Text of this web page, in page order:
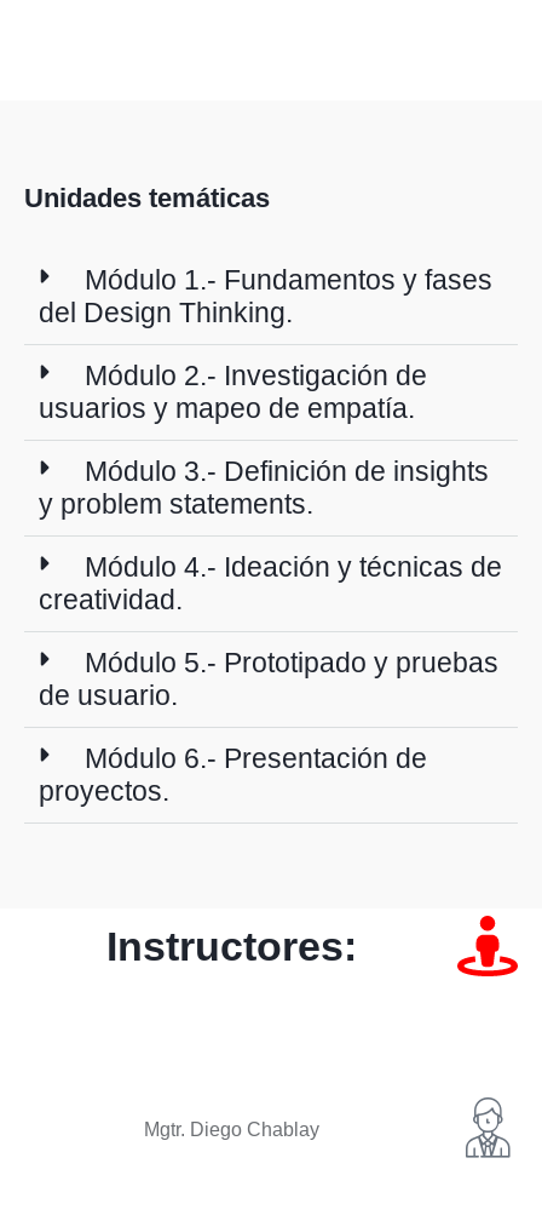
Unidades temáticas
Módulo 1.- Fundamentos y fases
del Design Thinking.
Módulo 2.- Investigación de
usuarios y mapeo de empatía.
Módulo 3.- Definición de insights
y problem statements.
Módulo 4.- Ideación y técnicas de
creatividad.
Módulo 5.- Prototipado y pruebas
de usuario.
Módulo 6.- Presentación de
proyectos.
Instructores:
Mgtr. Diego Chablay